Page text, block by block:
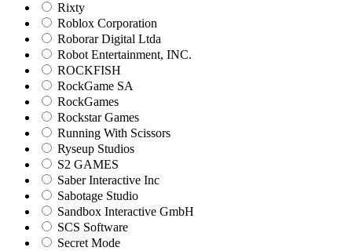
Rixty
Roblox Corporation
Roborar Digital Ltda
Robot Entertainment, INC.
ROCKFISH
RockGame SA
RockGames
Rockstar Games
Running With Scissors
Ryseup Studios
S2 GAMES
Saber Interactive Inc
Sabotage Studio
Sandbox Interactive GmbH
SCS Software
Secret Mode